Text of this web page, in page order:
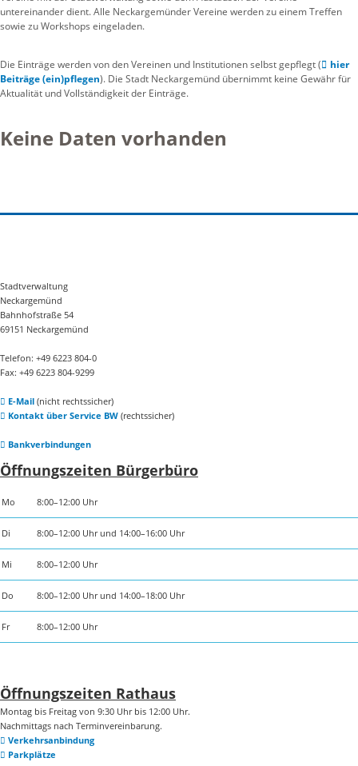
untereinander dient. Alle Neckargemünder Vereine werden zu einem Treffen
sowie zu Workshops eingeladen.
Die Einträge werden von den Vereinen und Institutionen selbst gepflegt (
hier
Beiträge (ein)pflegen). Die Stadt Neckargemünd übernimmt keine Gewähr für
Aktualität und Vollständigkeit der Einträge.
Keine Daten vorhanden
Stadtverwaltung
Neckargemünd
Bahnhofstraße 54
69151 Neckargemünd
Telefon: +49 6223 804-0
Fax: +49 6223 804-9299
E-Mail(nicht rechtssicher)
Kontakt über Service BW(rechtssicher)
Bankverbindungen
Öffnungszeiten Bürgerbüro
Mo 8:00–12:00 Uhr
Di 8:00–12:00 Uhr und 14:00–16:00 Uhr
Mi 8:00–12:00 Uhr
Do 8:00–12:00 Uhr und 14:00–18:00 Uhr
Fr 8:00–12:00 Uhr
Öffnungszeiten Rathaus
Montag bis Freitag von 9:30 Uhr bis 12:00 Uhr.
Nachmittags nach Terminvereinbarung.
Verkehrsanbindung
Parkplätze